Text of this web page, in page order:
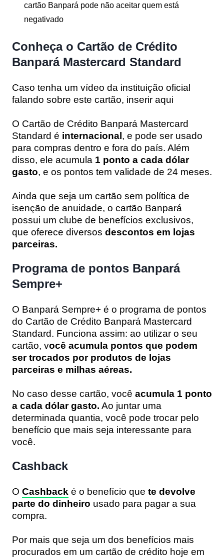
cartão Banpará pode não aceitar quem está
negativado
Conheça o Cartão de Crédito
Banpará Mastercard Standard
Caso tenha um vídeo da instituição oficial
falando sobre este cartão, inserir aqui
O Cartão de Crédito Banpará Mastercard
Standard é internacional, e pode ser usado
para compras dentro e fora do país. Além
disso, ele acumula 1 ponto a cada dólar
gasto, e os pontos tem validade de 24 meses.
Ainda que seja um cartão sem política de
isenção de anuidade, o cartão Banpará
possui um clube de benefícios exclusivos,
que oferece diversos descontos em lojas
parceiras.
Programa de pontos Banpará
Sempre+
O Banpará Sempre+ é o programa de pontos
do Cartão de Crédito Banpará Mastercard
Standard. Funciona assim: ao utilizar o seu
cartão, você acumula pontos que podem
ser trocados por produtos de lojas
parceiras e milhas aéreas.
No caso desse cartão, você acumula 1 ponto
a cada dólar gasto. Ao juntar uma
determinada quantia, você pode trocar pelo
benefício que mais seja interessante para
você.
Cashback
O Cashback é o benefício que te devolve
parte do dinheiro usado para pagar a sua
compra.
Por mais que seja um dos benefícios mais
procurados em um cartão de crédito hoje em